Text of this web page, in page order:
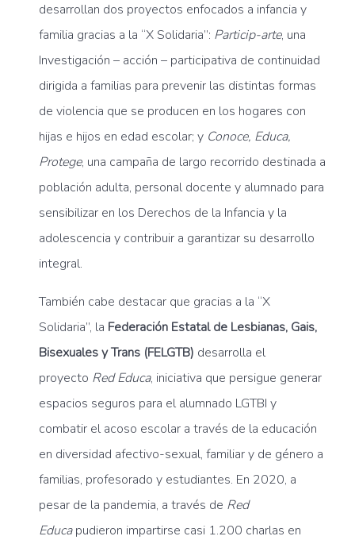
desarrollan dos proyectos enfocados a infancia y
familia gracias a la “X Solidaria”: Particip-arte, una
Investigación – acción – participativa de continuidad
dirigida a familias para prevenir las distintas formas
de violencia que se producen en los hogares con
hijas e hijos en edad escolar; y Conoce, Educa,
Protege, una campaña de largo recorrido destinada a
población adulta, personal docente y alumnado para
sensibilizar en los Derechos de la Infancia y la
adolescencia y contribuir a garantizar su desarrollo
integral.
También cabe destacar que gracias a la “X
Solidaria”, la Federación Estatal de Lesbianas, Gais,
Bisexuales y Trans (FELGTB) desarrolla el
proyecto Red Educa, iniciativa que persigue generar
espacios seguros para el alumnado LGTBI y
combatir el acoso escolar a través de la educación
en diversidad afectivo-sexual, familiar y de género a
familias, profesorado y estudiantes. En 2020, a
pesar de la pandemia, a través de Red
Educapudieron impartirse casi 1.200 charlas en